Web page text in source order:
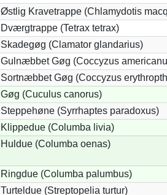
Østlig Kravetrappe (Chlamydotis
Dværgtrappe (Tetrax tetrax)
Skadegøg (Clamator glandarius)
Gulnæbbet Gøg (Coccyzus
Sortnæbbet Gøg (Coccyzus
Gøg (Cuculus canorus)
Steppehøne (Syrrhaptes paradoxus)
Klippedue (Columba livia)
Huldue (Columba oenas)
Ringdue (Columba palumbus)
Turteldue (Streptopelia turtur)